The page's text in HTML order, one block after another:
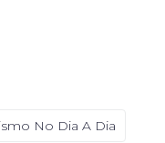
No Dia A Dia